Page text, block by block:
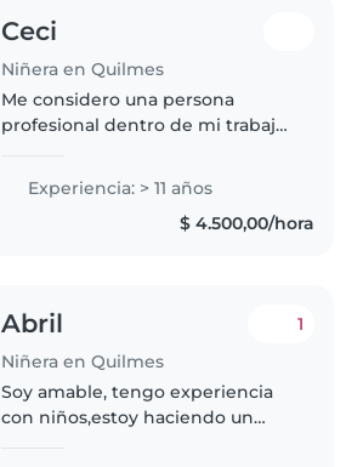
Ceci
Niñera en Quilmes
Me considero una persona
profesional dentro de mi trabajo,
predispuesta para trabajar. Soy
una persona calma con valores
de familia, estoy separada,..
Experiencia: > 11 años
$ 4.500,00/hora
Abril
Niñera en Quilmes
1
Soy amable, tengo experiencia
con niños,estoy haciendo un